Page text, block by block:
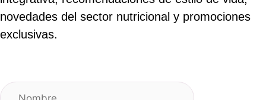
novedades del sector nutricional y promociones
exclusivas.